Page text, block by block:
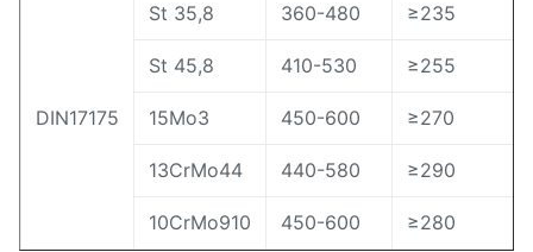
DIN17175
St 35,8 360-480 ≥235
St 45,8 410-530 ≥255
15Mo3 450-600 ≥270
13CrMo44 440-580 ≥290
10CrMo910 450-600 ≥280